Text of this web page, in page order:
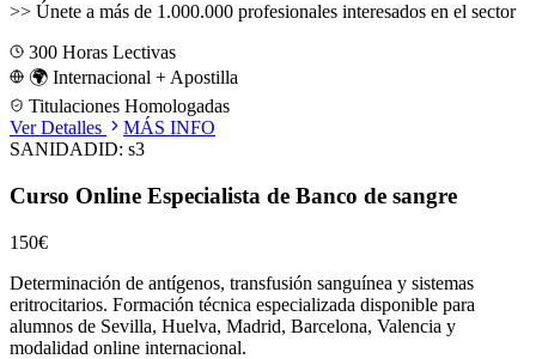
>> Únete a más de 1.000.000 profesionales interesados en el sector
300 Horas Lectivas
🌍 Internacional + Apostilla
Titulaciones Homologadas
Ver Detalles
MÁS INFO
SANIDADID: s3
Curso Online Especialista de Banco de sangre
150€
Determinación de antígenos, transfusión sanguínea y sistemas
eritrocitarios. Formación técnica especializada disponible para
alumnos de Sevilla, Huelva, Madrid, Barcelona, Valencia y
modalidad online internacional.